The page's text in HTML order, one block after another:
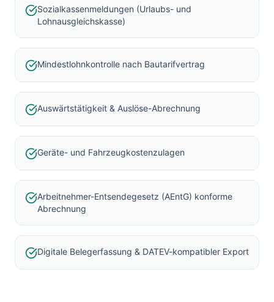
Sozialkassenmeldungen (Urlaubs- und
Lohnausgleichskasse)
Mindestlohnkontrolle nach Bautarifvertrag
Auswärtstätigkeit & Auslöse-Abrechnung
Geräte- und Fahrzeugkostenzulagen
Arbeitnehmer-Entsendegesetz (AEntG) konforme
Abrechnung
Digitale Belegerfassung & DATEV-kompatibler Export